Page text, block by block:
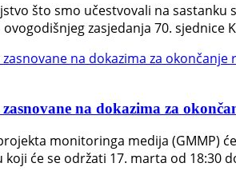
što smo učestvovali na
zasjedanja 70. sjednice
na dokazima za
monitoringa medija (GMMP)
će se održati 17. marta od 18:30